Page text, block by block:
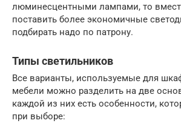
люминесцентными лампами, то
поставить более экономичные
подбирать надо по патрону.
Типы светильников
Все варианты, используемые для
мебели можно разделить на две
каждой из них есть особенности,
при выборе: